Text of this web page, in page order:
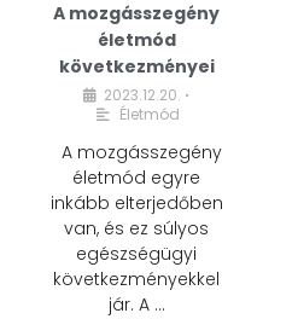
A mozgásszegény
életmód
következményei
2023.12.20. •
Életmód
A mozgásszegény
életmód egyre
inkább elterjedőben
van, és ez súlyos
egészségügyi
következményekkel
jár. A …